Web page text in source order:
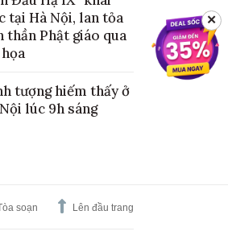
tại Hà Nội, lan tỏa
thần Phật giáo qua
tượng hiếm thấy ở
lúc 9h sáng
soạn Lên đầu trang
✕